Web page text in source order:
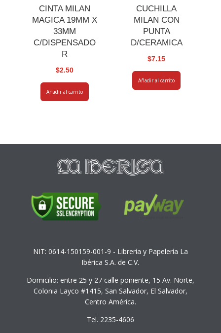
CINTA MILAN
MAGICA 19MM X
33MM
C/DISPENSADO
R
$2.50
Añadir al carrito
CUCHILLA
MILAN CON
PUNTA
D/CERAMICA
$7.15
Añadir al carrito
NIT: 0614-150159-001-9 - Librería y Papelería La
Ibérica S.A. de C.V.
Domicilio: entre 25 y 27 calle poniente, 15 Av. Norte,
Colonia Layco #1415, San Salvador, El Salvador,
Centro América.
Tel. 2235-4606